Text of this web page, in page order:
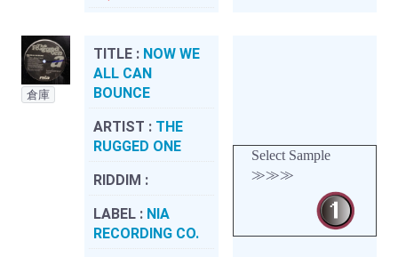
倉庫
TITLE : NOW WE
ALL CAN
BOUNCE
ARTIST : THE
RUGGED ONE
RIDDIM :
LABEL : NIA
RECORDING CO.
Select Sample
≫≫≫